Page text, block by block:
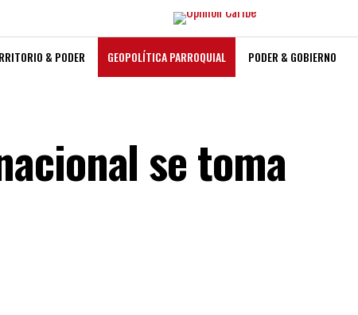
& PODER GEOPOLÍTICA PARROQUIAL PODER & GOBIERNO
se toma